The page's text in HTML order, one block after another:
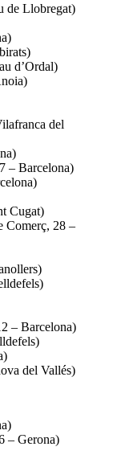
de Llobregat)
d’Ordal)
del
– Barcelona)
Cugat)
Comerç, 28 –
– Barcelona)
del Vallés)
– Gerona)